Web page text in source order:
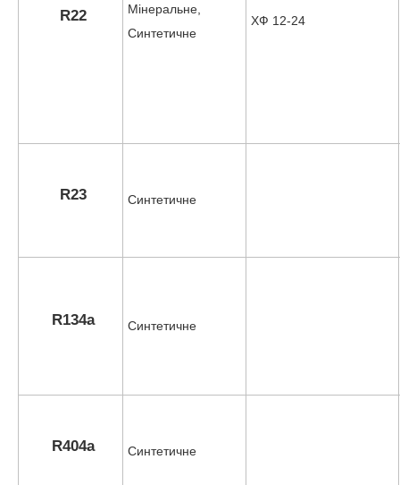
R22
Мінеральне,
Синтетичне
ХФ 12-24
R23 Синтетичне
R134a Синтетичне
R404a Синтетичне